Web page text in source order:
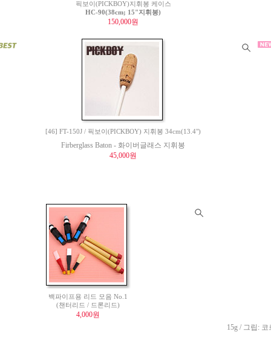
픽보이(PICKBOY)지휘봉 케이스
HC-90(38cm; 15"지휘봉)
150,000원
[46] FT-150J / 픽보이(PICKBOY) 지휘봉 34cm(13.4")
Firberglass Baton - 화이버글래스 지휘봉
45,000원
백파이프용 리드 모음 No.1
(챈터리드 / 드론리드)
4,000원
15g / 그립: